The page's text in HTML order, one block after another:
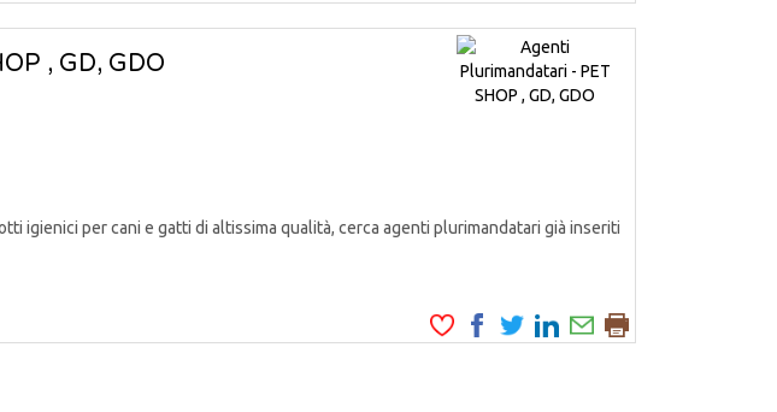
, GD, GDO
igienici per cani e gatti di altissima qualità, cerca agenti plurimandatari già inseriti